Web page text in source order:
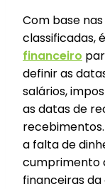
Com base
classificadas,
financeiro
definir as
salários,
as datas de
a falta de
cumprimento
financeiras